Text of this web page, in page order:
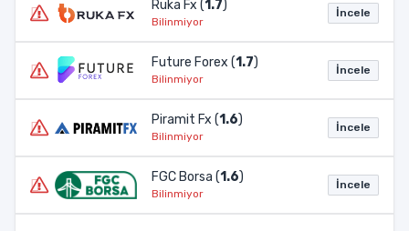
Ruka Fx (1.7)
Bilinmiyor
İncele
Future Forex (1.7)
Bilinmiyor
İncele
Piramit Fx (1.6)
Bilinmiyor
İncele
FGC Borsa (1.6)
Bilinmiyor
İncele